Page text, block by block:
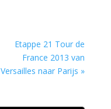
Etappe 21 Tour de
France 2013 van
Versailles naar Parijs »